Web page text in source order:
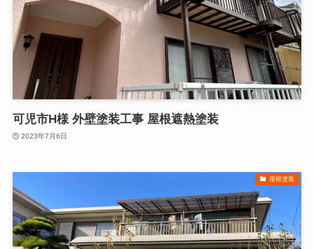
可児市H様 外壁塗装工事 屋根遮熱塗装
2023年7月6日
屋根塗装